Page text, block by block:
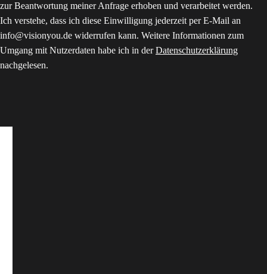
zur Beantwortung meiner Anfrage erhoben und verarbeitet werden.
Ich verstehe, dass ich diese Einwilligung jederzeit per E-Mail an
info@visionyou.de widerrufen kann. Weitere Informationen zum
Umgang mit Nutzerdaten habe ich in derDatenschutzerklärung
nachgelesen.